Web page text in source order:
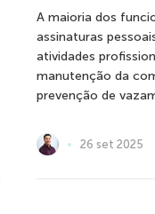
A maioria dos
assinaturas
atividades
manutenção da
prevenção de
26 set 2025